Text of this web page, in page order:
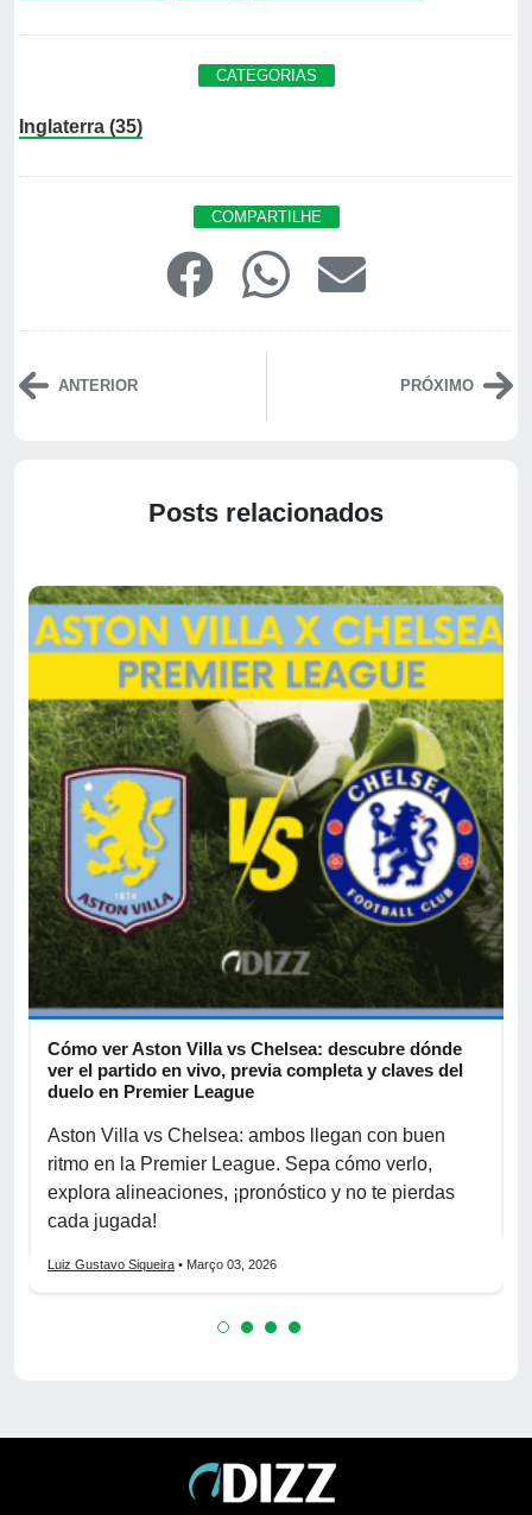
CATEGORIAS
Inglaterra (35)
COMPARTILHE
ANTERIOR PRÓXIMO
Posts relacionados
Cómo ver Aston Villa vs Chelsea: descubre dónde
ver el partido en vivo, previa completa y claves del
duelo en Premier League
Aston Villa vs Chelsea: ambos llegan con buen
ritmo en la Premier League. Sepa cómo verlo,
explora alineaciones, ¡pronóstico y no te pierdas
cada jugada!
Luiz Gustavo Siqueira • Março 03, 2026